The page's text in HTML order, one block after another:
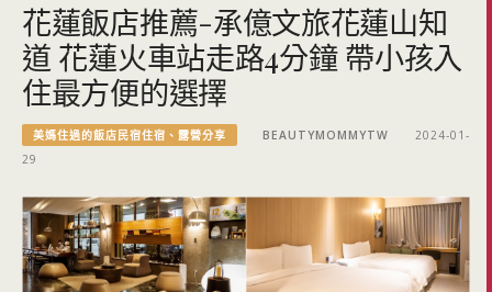
花蓮飯店推薦-承億文旅花蓮山知
道 花蓮火車站走路4分鐘 帶小孩入
住最方便的選擇
美媽住過的飯店民宿住宿、露營分享 BEAUTYMOMMYTW
2024-01-
29